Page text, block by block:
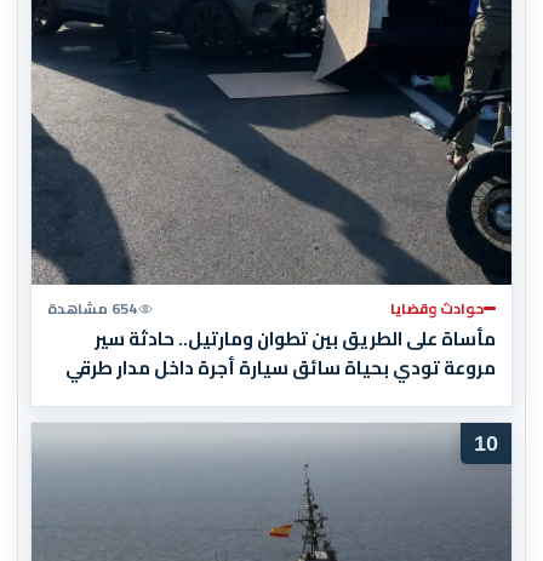
حوادث وقضايا 654 مشاهدة
مأساة على الطريق بين تطوان ومارتيل.. حادثة سير
مروعة تودي بحياة سائق سيارة أجرة داخل مدار طرقي
10